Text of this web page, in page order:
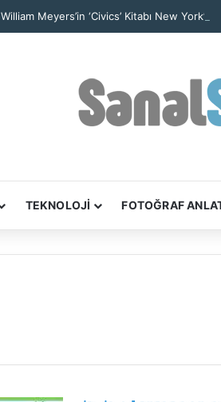
William Meyers’in ‘Civics’ Kitabı New
TEKNOLOJİ FOTOĞRAF